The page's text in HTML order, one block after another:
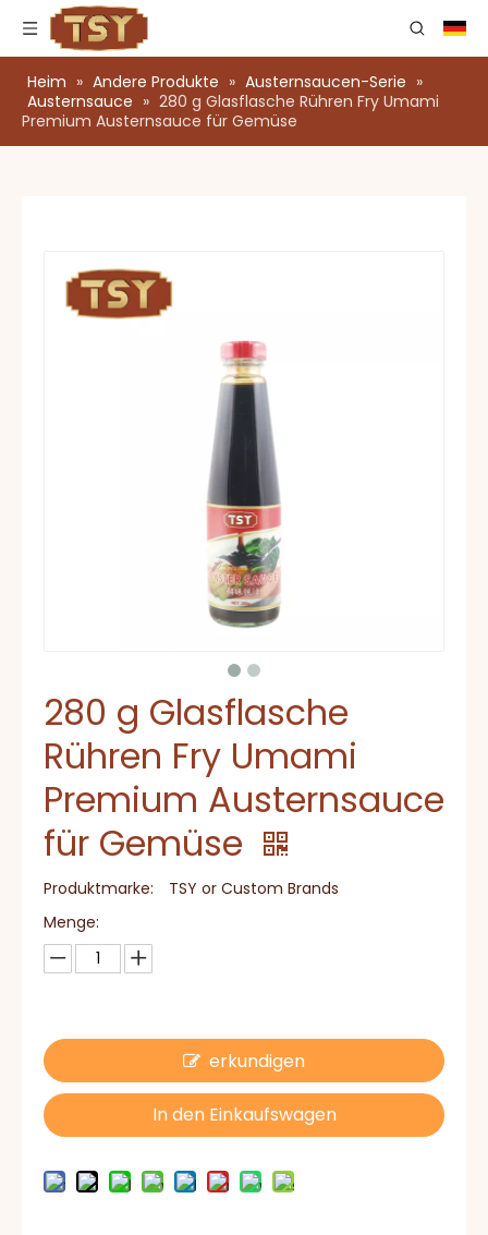
Heim » Andere Produkte » Austernsaucen-Serie »
Austernsauce » 280 g Glasflasche Rühren Fry Umami
Premium Austernsauce für Gemüse
280 g Glasflasche
Rühren Fry Umami
Premium Austernsauce
für Gemüse
Produktmarke:
TSY or Custom Brands
Menge:
erkundigen
In den Einkaufswagen